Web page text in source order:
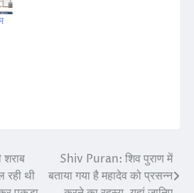
रही थी
Shiv Puran: शिव पुराण में
बताया गया है महादेव को प्रसन्न